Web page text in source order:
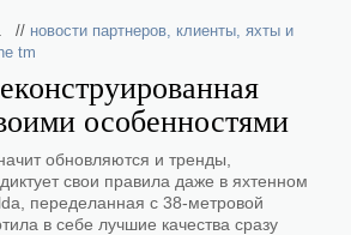
// новости партнеров, клиенты, яхты и
tm
особенностями
обновляются и тренды,
свои правила даже в яхтенном
переделанная с 38-метровой
в себе лучшие качества сразу